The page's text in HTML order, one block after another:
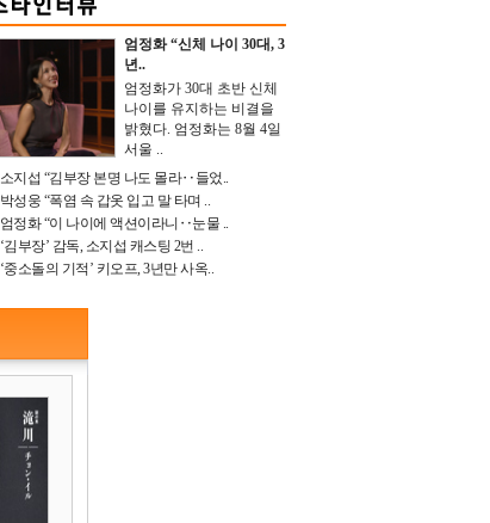
엄정화 “신체 나이 30대, 3
년..
엄정화가 30대 초반 신체
나이를 유지하는 비결을
밝혔다. 엄정화는 8월 4일
서울 ..
소지섭 “김부장 본명 나도 몰라‥들었..
박성웅 “폭염 속 갑옷 입고 말 타며 ..
엄정화 “이 나이에 액션이라니‥눈물 ..
‘김부장’ 감독, 소지섭 캐스팅 2번 ..
‘중소돌의 기적’ 키오프, 3년만 사옥..